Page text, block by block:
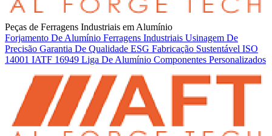
Peças de Ferragens Industriais em Alumínio
Forjamento De Alumínio Ferragens Industriais Usinagem De
Precisão Garantia De Qualidade ESG Fabricação Sustentável ISO
14001 IATF 16949 Liga De Alumínio Componentes Personalizados